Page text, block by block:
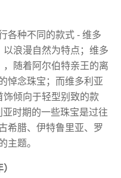
各种不同的款式 - 维多
浪漫自然为特点；维多
随着阿尔伯特亲王的离
悼念珠宝；而维多利亚
饰倾向于轻型别致的款
时期的一些珠宝是过往
希腊、伊特鲁里亚、罗
主题。